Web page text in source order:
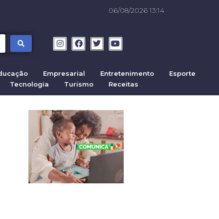
06/08/2026 13:14
Empresarial Entretenimento
Esporte
Tecnologia Turismo Receitas